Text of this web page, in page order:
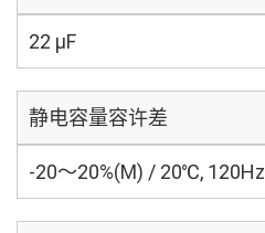
22 µF
静电容量容许差
-20～20%(M) / 20℃, 120Hz